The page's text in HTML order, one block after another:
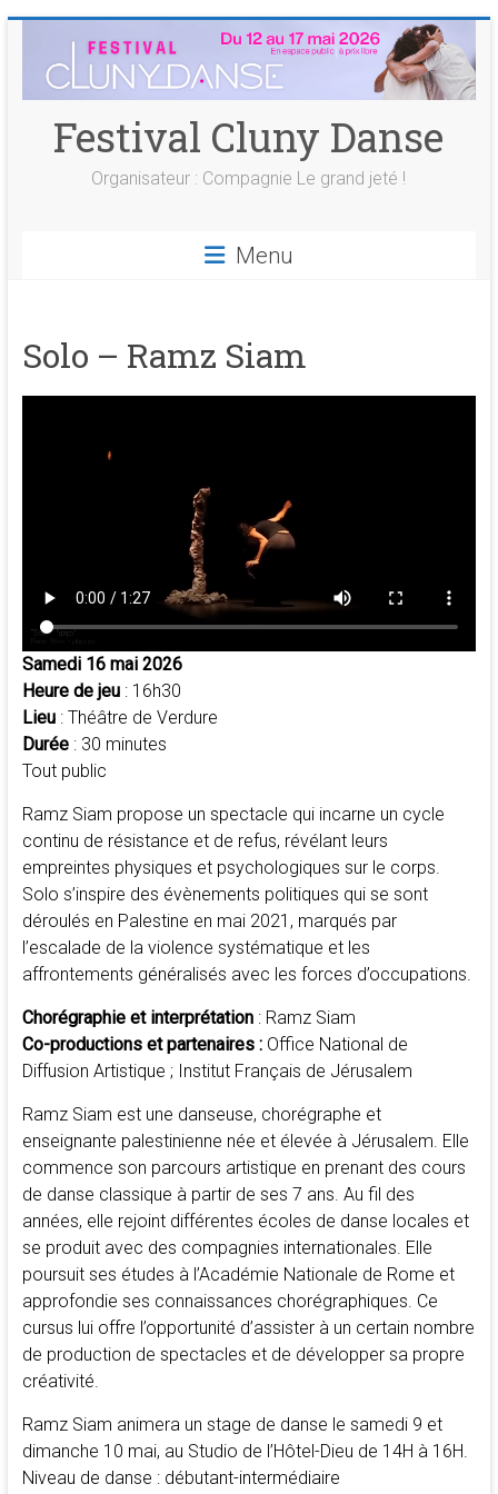
content
Festival Cluny Danse
Organisateur : Compagnie Le grand jeté !
Menu
Solo – Ramz Siam
Samedi 16 mai 2026
Heure de jeu: 16h30
Lieu: Théâtre de Verdure
Durée: 30 minutes
Tout public
Ramz Siam propose un spectacle qui incarne un cycle
continu de résistance et de refus, révélant leurs
empreintes physiques et psychologiques sur le corps.
Solo s’inspire des évènements politiques qui se sont
déroulés en Palestine en mai 2021, marqués par
l’escalade de la violence systématique et les
affrontements généralisés avec les forces d’occupations.
Chorégraphie et interprétation: Ramz Siam
Co-productions et partenaires : Office National de
Diffusion Artistique ; Institut Français de Jérusalem
Ramz Siam est une danseuse, chorégraphe et
enseignante palestinienne née et élevée à Jérusalem. Elle
commence son parcours artistique en prenant des cours
de danse classique à partir de ses 7 ans. Au fil des
années, elle rejoint différentes écoles de danse locales et
se produit avec des compagnies internationales. Elle
poursuit ses études à l’Académie Nationale de Rome et
approfondie ses connaissances chorégraphiques. Ce
cursus lui offre l’opportunité d’assister à un certain nombre
de production de spectacles et de développer sa propre
créativité.
Ramz Siam animera un stage de danse le samedi 9 et
dimanche 10 mai, au Studio de l’Hôtel-Dieu de 14H à 16H.
Niveau de danse : débutant-intermédiaire